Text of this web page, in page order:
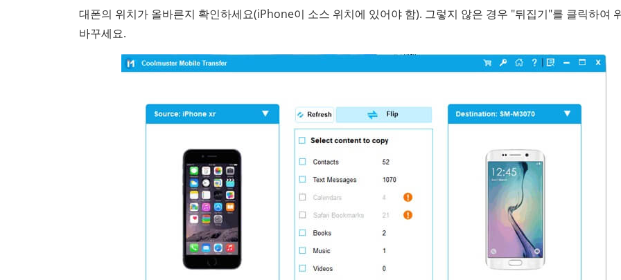
대폰의 위치가 올바른지 확인하세요(iPhone이 소스 위치에 있어야 함). 그렇지 않은 경우 "뒤집기"를 클릭하여
바꾸세요.